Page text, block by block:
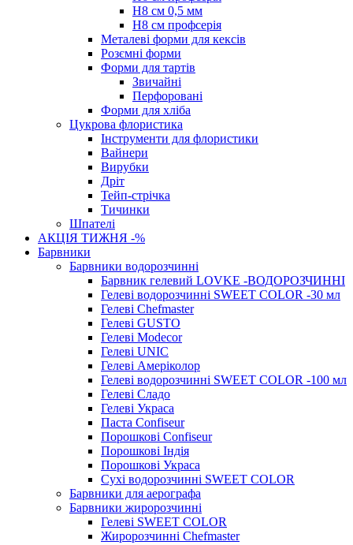
Н8 см 0,5 мм
Н8 см профсерія
Металеві форми для кексів
Розємні форми
Форми для тартів
Звичайні
Перфоровані
Форми для хліба
Цукрова флористика
Інструменти для флористики
Вайнери
Вирубки
Дріт
Тейп-стрічка
Тичинки
Шпателі
АКЦІЯ ТИЖНЯ -%
Барвники
Барвники водорозчинні
Барвник гелевий LOVKE -ВОДОРОЗЧИННІ
Гелеві водорозчинні SWEET COLOR -30 мл
Гелеві Chefmaster
Гелеві GUSTO
Гелеві Modecor
Гелеві UNIC
Гелеві Амеріколор
Гелеві водорозчинні SWEET COLOR -100 мл
Гелеві Сладо
Гелеві Украса
Паста Confiseur
Порошкові Confiseur
Порошкові Індія
Порошкові Украса
Сухі водорозчинні SWEET COLOR
Барвники для аерографа
Барвники жиророзчинні
Гелеві SWEET COLOR
Жиророзчинні Chefmaster